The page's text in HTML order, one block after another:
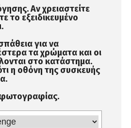
Αν χρειαστείτε
το εξειδικευμένο
για να
τα χρώματα και οι
στο κατάστημα.
η οθόνη της συσκευής
φωτογραφίας.